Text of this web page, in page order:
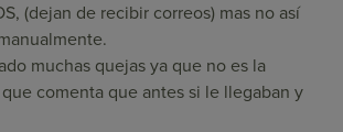
(dejan de recibir correos) mas no así
muchas quejas ya que no es la
comenta que antes si le llegaban y